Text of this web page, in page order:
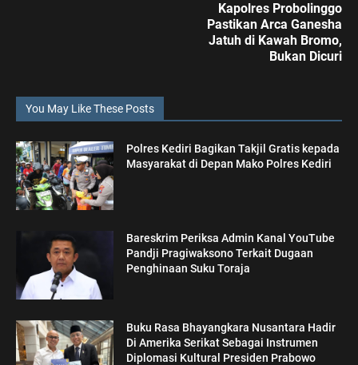
Kapolres Probolinggo
Pastikan Arca Ganesha
Jatuh di Kawah Bromo,
Bukan Dicuri
You May Like These Posts
Polres Kediri Bagikan Takjil Gratis kepada
Masyarakat di Depan Mako Polres Kediri
Bareskrim Periksa Admin Kanal YouTube
Pandji Pragiwaksono Terkait Dugaan
Penghinaan Suku Toraja
Buku Rasa Bhayangkara Nusantara Hadir
Di Amerika Serikat Sebagai Instrumen
Diplomasi Kultural Presiden Prabowo